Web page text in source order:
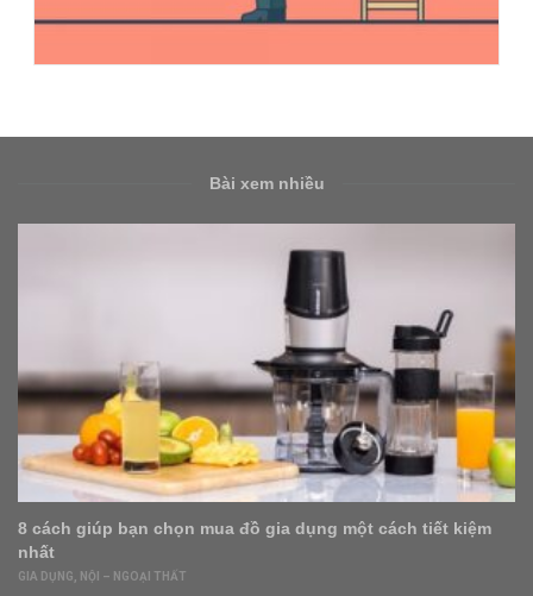
Bài xem nhiều
Nhu cầu ở thực lớn, bất động sản Bình Dương sôi động
cuối năm
BẤT ĐỘNG SẢN, FEATURED